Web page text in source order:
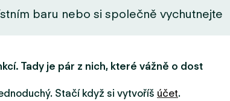
baru nebo si společně vychutnejte
Tady je pár z nich, které vážně o dost
Stačí když si vytvoříš účet.